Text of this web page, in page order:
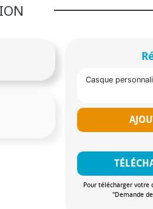
Casque
Pour télécharger votre
"Demande